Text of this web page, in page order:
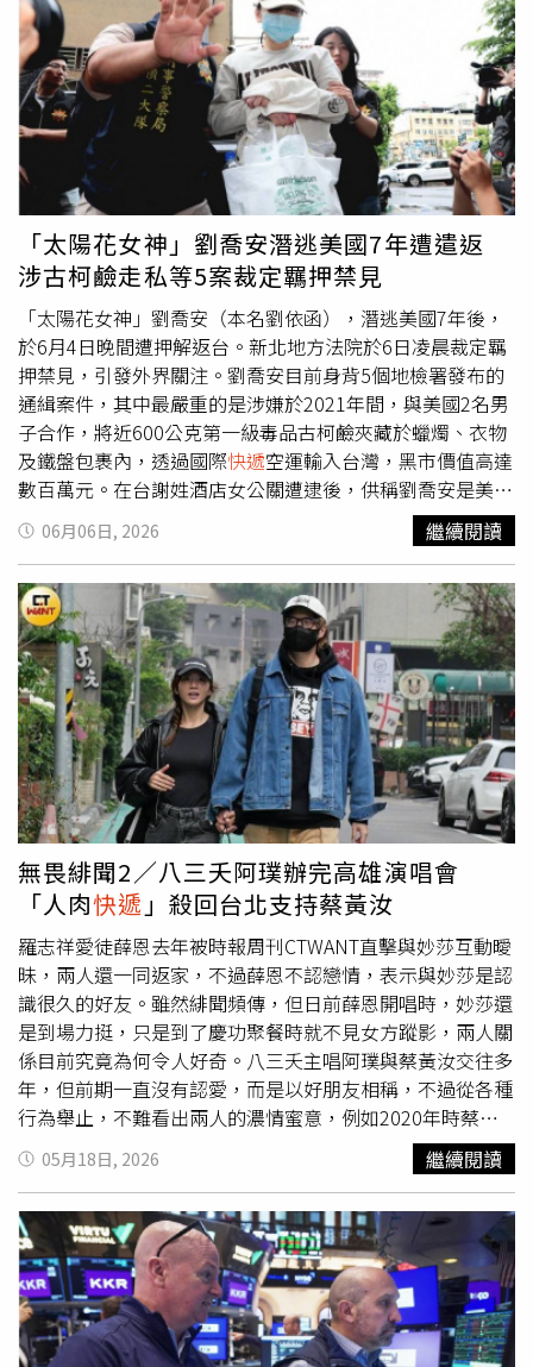
到，一名疑似帶隊的婦人事先將所有包裹追蹤號碼列印出
來，方便工作人員比對及分發。不過即便如此，面對超過
1200件包裹，飯店員工仍得耗費大量時間整理。還有一名
女團員因一次購買約50件商品，只能利用大型塑膠袋裝載，
再一路拖回房間，誇張景象讓不少網友看傻眼。消息曝光後
迅速在網路發酵，不少大陸網友對旅行團驚人的購物能力感
到震驚，也有人質疑此舉已經對飯店營運造成困擾。有網友
表示，飯店主要提供住宿服務，並非物流中心或快遞代收
站，突然湧入上千件包裹，勢必增加員工額外工作負擔，甚
至影響其他旅客使用公共空間。部分網友更直言，大廳、走
廊及休息區幾乎被包裹占滿，工作人員還得加班協助分類、
搬運及核對資料，「不是花了錢住宿，就能把飯店當成快遞
倉庫」、「真正的素質是不替別人製造不必要的麻煩」。不
過也有網友認為，若飯店事前同意代收包裹，且團員遵守規
定，其實並無違法問題，只是數量實在太過驚人。相關影片
至今仍持續引發討論，不少人笑稱這根本是「跨國代購
團」、「行李箱根本不夠裝」，也有人好奇這1200件包裹
究竟購買了哪些商品。無論如何，這場因網購引發的飯店包
裹山奇景，已成為近期社群平台上的熱門話題。
「太陽花女神」劉喬安潛逃美國7年遭遣返
涉古柯鹼走私等5案裁定羈押禁見
「太陽花女神」劉喬安（本名劉依函），潛逃美國7年後，
於6月4日晚間遭押解返台。新北地方法院於6日凌晨裁定羈
押禁見，引發外界關注。劉喬安目前身背5個地檢署發布的
通緝案件，其中最嚴重的是涉嫌於2021年間，與美國2名男
子合作，將近600公克第一級毒品古柯鹼夾藏於蠟燭、衣物
及鐵盤包裹內，透過國際快遞空運輸入台灣，黑市價值高達
數百萬元。在台謝姓酒店女公關遭逮後，供稱劉喬安是美國
端接頭人。該案在台共犯均已落網並判刑確定，謝女遭判刑
7年，其餘共犯則依涉案情節分別判刑8年至9年不等。劉喬
安於2019年交保期間，以旅遊簽證名義前往美國後滯留未
歸。刑事局國際科駐美聯絡官後續與美國國土安全調查署
（HSI）合作，提供相關情資，並於去年1月在波士頓一間
旅館將其逮捕。不過，劉喬安之後透過申請政治庇護等方式
多次提起上訴，歷經長時間台美司法與行政程序後，最終仍
於4日晚間被押解返台。據了解，劉喬安返台後偵訊期間，
曾兩度表示呼吸困難及身體不適，因此先送醫檢查，再移送
新北地檢署複訊。檢察官考量其涉案情節重大，且過去曾有
棄保潛逃紀錄，認定有逃亡及串證之虞，向法院聲請羈押禁
見。新北地院法官於6日凌晨裁定羈押禁見。
06月06日, 2026 繼續閱讀
無畏緋聞2／八三夭阿璞辦完高雄演唱會
「人肉快遞 」殺回台北支持蔡黃汝
羅志祥愛徒薛恩去年被時報周刊CTWANT直擊與妙莎互動曖
昧，兩人還一同返家，不過薛恩不認戀情，表示與妙莎是認
識很久的好友。雖然緋聞頻傳，但日前薛恩開唱時，妙莎還
是到場力挺，只是到了慶功聚餐時就不見女方蹤影，兩人關
係目前究竟為何令人好奇。八三夭主唱阿璞與蔡黃汝交往多
年，但前期一直沒有認愛，而是以好朋友相稱，不過從各種
行為舉止，不難看出兩人的濃情蜜意，例如2020年時蔡黃
汝在台北Legacy舉辦專場演唱會，前一天才在高雄巨蛋開
唱的阿璞化身「人肉
」殺回台北，讓現場充滿粉紅泡
泡。近年兩人越愛越大方，八三夭的演唱會蔡黃汝都會到場
支持，先前還在《飢餓遊戲》同台，讓網友直呼要被閃瞎。
魏如萱2023年曾被本刊拍到與陳昊森日本出遊後一同返回
台灣。（圖／本刊攝影組）魏如萱去年認愛小21歲的男友
Ian，掀起熱烈討論，其實她的前一段緋聞也是姐弟戀，對
象是小她14歲的陳昊森，本刊曾接獲爆料稱他們共遊日本四
05月18日, 2026 繼續閱讀